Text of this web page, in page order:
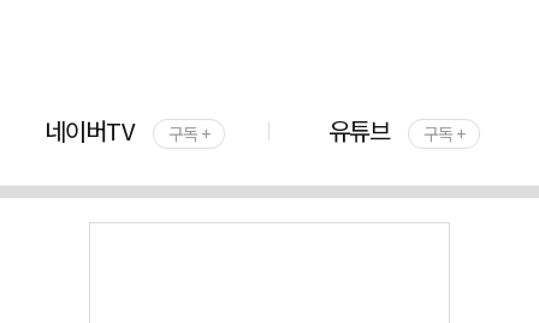
네이버TV 구독 + 유튜브 구독 +